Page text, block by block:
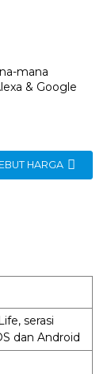
mana
& Google
HARGA
serasi
dan Android